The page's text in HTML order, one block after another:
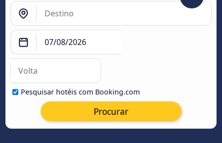
Pesquisar hotéis com Booking.com
Procurar